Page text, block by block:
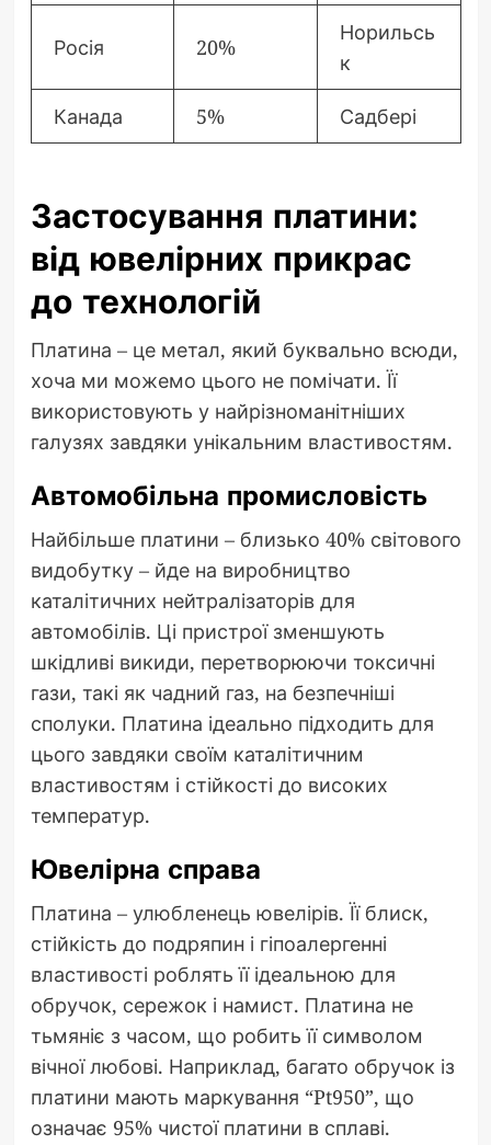
Росія 20%
Норильсь
к
Канада 5% Садбері
Застосування платини:
від ювелірних прикрас
до технологій
Платина – це метал, який буквально всюди,
хоча ми можемо цього не помічати. Її
використовують у найрізноманітніших
галузях завдяки унікальним властивостям.
Автомобільна промисловість
Найбільше платини – близько 40% світового
видобутку – йде на виробництво
каталітичних нейтралізаторів для
автомобілів. Ці пристрої зменшують
шкідливі викиди, перетворюючи токсичні
гази, такі як чадний газ, на безпечніші
сполуки. Платина ідеально підходить для
цього завдяки своїм каталітичним
властивостям і стійкості до високих
температур.
Ювелірна справа
Платина – улюбленець ювелірів. Її блиск,
стійкість до подряпин і гіпоалергенні
властивості роблять її ідеальною для
обручок, сережок і намист. Платина не
тьмяніє з часом, що робить її символом
вічної любові. Наприклад, багато обручок із
платини мають маркування “Pt950”, що
означає 95% чистої платини в сплаві.